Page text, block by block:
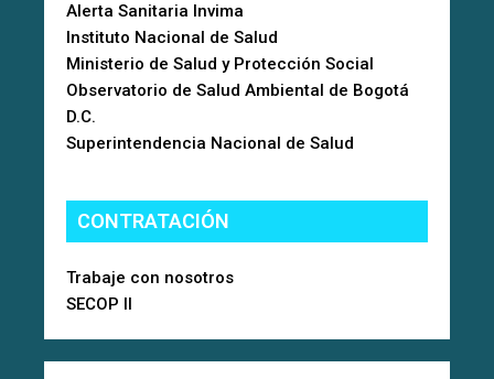
Alerta Sanitaria Invima
Instituto Nacional de Salud
Ministerio de Salud y Protección Social
Observatorio de Salud Ambiental de Bogotá
D.C.
Superintendencia Nacional de Salud
CONTRATACIÓN
Trabaje con nosotros
SECOP II